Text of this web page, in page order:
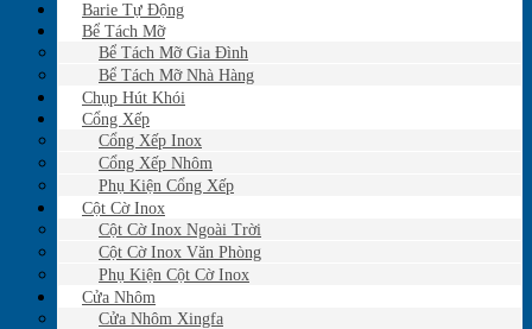
Barie Tự Động
Bể Tách Mỡ
Bể Tách Mỡ Gia Đình
Bể Tách Mỡ Nhà Hàng
Chụp Hút Khói
Cổng Xếp
Cổng Xếp Inox
Cổng Xếp Nhôm
Phụ Kiện Cổng Xếp
Cột Cờ Inox
Cột Cờ Inox Ngoài Trời
Cột Cờ Inox Văn Phòng
Phụ Kiện Cột Cờ Inox
Cửa Nhôm
Cửa Nhôm Xingfa